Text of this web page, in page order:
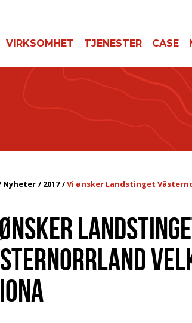
VIRKSOMHET TJENESTER CASE
Nyheter 2017 Vi ønsker Landstinget